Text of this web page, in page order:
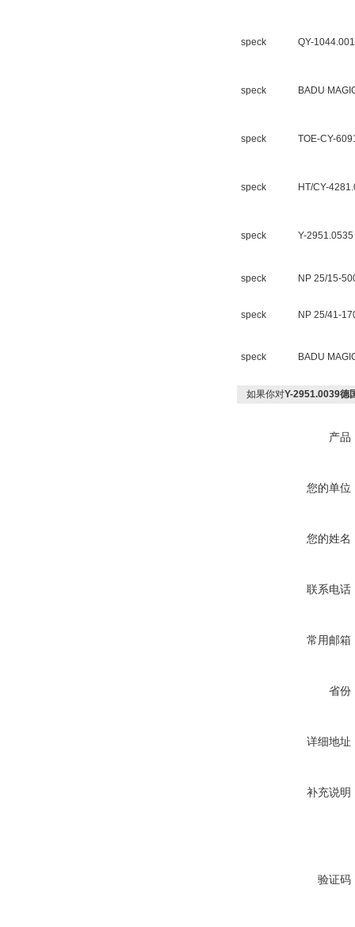
speck QY-
speck BADU
speck TOE-CY-
speck HT/CY-
speck Y-2951.0535
speck NP 25/15-
speck NP 25/41-
speck BADU
如果你对Y-2951.0039德
产品
您的单位
您的姓名
联系电话
常用邮箱
省份
详细地址
补充说明
验证码